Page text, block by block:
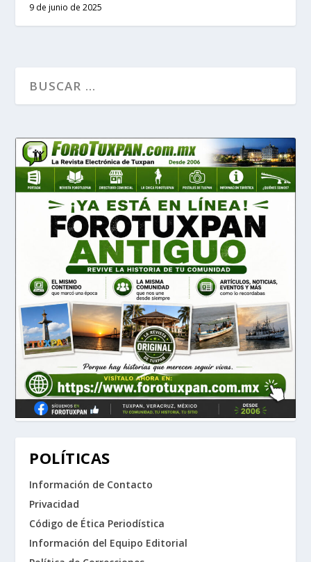
9 de junio de 2025
POLÍTICAS
Información de Contacto
Privacidad
Código de Ética Periodística
Información del Equipo Editorial